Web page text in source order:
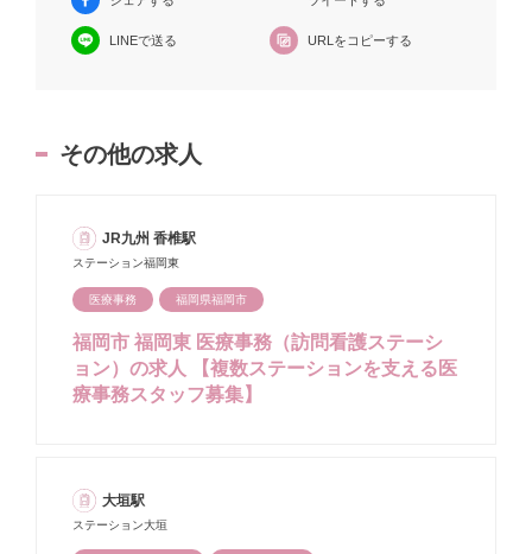
LINEで送る URLをコピーする
その他の求人
JR九州 香椎駅
ステーション福岡東
医療事務 福岡県福岡市
福岡市 福岡東 医療事務（訪問看護ステーシ
ョン）の求人 【複数ステーションを支える医
療事務スタッフ募集】
大垣駅
ステーション大垣